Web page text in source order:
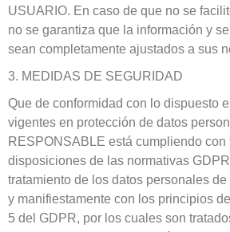
USUARIO. En caso de que no se
no se garantiza que la información y
sean completamente ajustados a sus
3. MEDIDAS DE SEGURIDAD
Que de conformidad con lo dispuesto
vigentes en protección de datos
RESPONSABLE está cumpliendo con
disposiciones de las normativas
tratamiento de los datos personales
y manifiestamente con los principios
5 del GDPR, por los cuales son